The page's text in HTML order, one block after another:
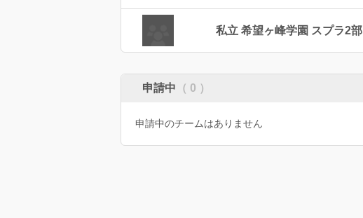
私立 希望ヶ峰学園 スプラ2部
申請中 （ 0 ）
申請中のチームはありません